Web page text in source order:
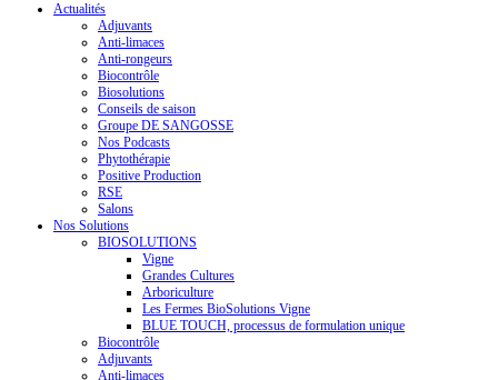
Actualités
Adjuvants
Anti-limaces
Anti-rongeurs
Biocontrôle
Biosolutions
Conseils de saison
Groupe DE SANGOSSE
Nos Podcasts
Phytothérapie
Positive Production
RSE
Salons
Nos Solutions
BIOSOLUTIONS
Vigne
Grandes Cultures
Arboriculture
Les Fermes BioSolutions Vigne
BLUE TOUCH, processus de formulation unique
Biocontrôle
Adjuvants
Anti-limaces